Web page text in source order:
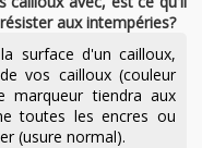
aux intempéries?
surface d'un cailloux,
vos cailloux (couleur
marqueur tiendra aux
toutes les encres ou
(usure normal).